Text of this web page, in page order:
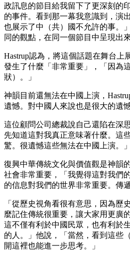
政訊息的節目給我留下了更深刻的
的事件。看到那一幕我意識到，演
也展示了中（共）國不允許的事。
同的觀點，在同一個節目中呈現出
Hastrup認為，將這個話題在舞台上
發生了什麼「非常重要」，「因為
狀）。」
神韻目前還無法在中國上演，
遺憾。對中國人來說也是很大的遺憾
這位顧問公司總裁說自己還陷在深
先知道這對我真正意味著什麼。這
驚。很遺憾這些無法在中國上演。」
復興中華傳統文化與價值觀是神韻
社會非常重要，「我覺得這對我們
的信息對我們的世界非常重要。傳
「從歷史視角看很有意思，因為歷
麼記住傳統很重要，讓大家用更廣
這不僅有利於中國民眾，也有利於
的人。」他說，「當然，看到這些
開這裡也能進一步思考。」